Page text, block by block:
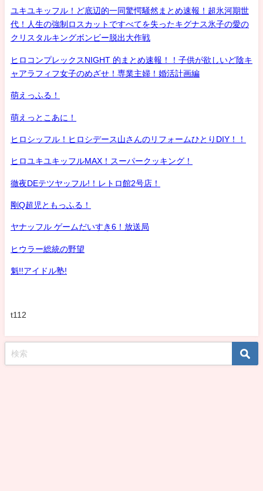
ユキユキッフル！ど底辺的一同驚愕騒然まとめ速報！超氷河期世
代！人生の強制ロスカットですべてを失ったキグナス氷子の愛の
クリスタルキングボンビー脱出大作戦
ヒロコンプレックスNIGHT 的まとめ速報！！子供が欲しいど陰キ
ャアラフィフ女子のめざせ！専業主婦！婚活計画編
萌えっふる！
萌えっとこあに！
ヒロシッフル！ヒロシデース山さんのリフォームひとりDIY！！
ヒロユキユキッフルMAX！スーパークッキング！
徹夜DEテツヤッフル!！レトロ館2号店！
剛Q超児ともっふる！
ヤナッフル ゲームだいすき6！放送局
ヒウラー総統の野望
魁!!アイドル塾!
t112